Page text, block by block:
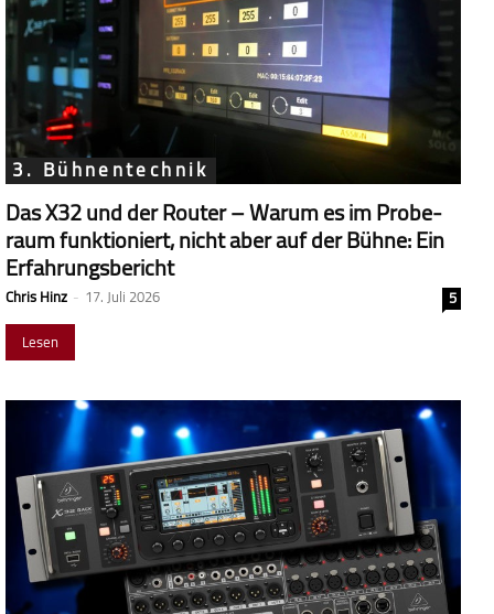
3. Bühnentechnik
Das X32 und der Router – Warum es im Probe­
raum funk­tio­niert, nicht aber auf der Bühne: Ein
Erfahrungsbericht
Chris Hinz - 17. Juli 2026
5
Lesen